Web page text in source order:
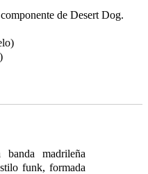
de Desert Dog.
madrileña
funk, formada